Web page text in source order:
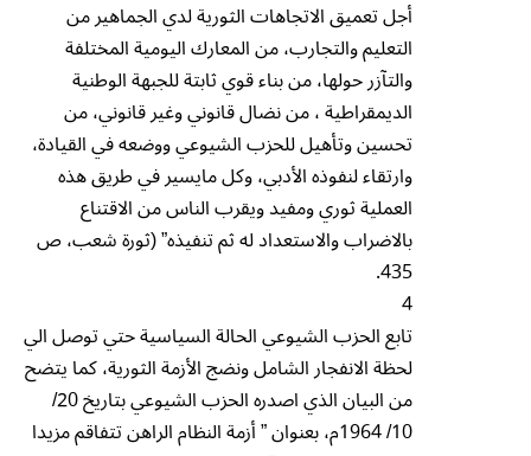
أجل تعميق الاتجاهات الثورية لدي الجماهير من
التعليم والتجارب، من المعارك اليومية المختلفة
والتآزر حولها، من بناء قوي ثابتة للجبهة الوطنية
الديمقراطية ، من نضال قانوني وغير قانوني، من
تحسين وتأهيل للحزب الشيوعي ووضعه في القيادة،
وارتقاء لنفوذه الأدبي، وكل مايسير في طريق هذه
العملية ثوري ومفيد ويقرب الناس من الاقتناع
بالاضراب والاستعداد له ثم تنفيذه” (ثورة شعب، ص
435.
4
تابع الحزب الشيوعي الحالة السياسية حتي توصل الي
لحظة الانفجار الشامل ونضج الأزمة الثورية، كما يتضح
من البيان الذي اصدره الحزب الشيوعي بتاريخ 20/
10/ 1964م، بعنوان ” أزمة النظام الراهن تتفاقم مزيدا